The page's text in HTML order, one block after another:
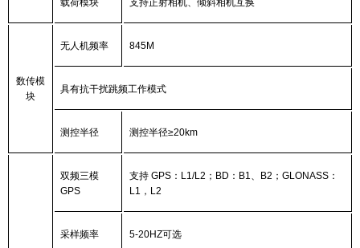
载荷模块 支持正射相机、倾斜相机互换
数传模
块
无人机频率 845M
具有抗干扰跳频工作模式
测控半径 测控半径≥20km
双频三模
GPS
支持 GPS：L1/L2；BD：B1、B2；GLONASS：
L1，L2
采样频率 5-20HZ可选